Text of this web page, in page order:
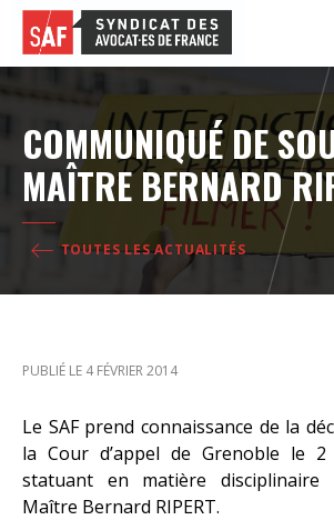
COMMUNIQUÉ DE
MAÎTRE BERNARD
TOUTES LES ACTUALITÉS
PUBLIÉ LE 4 FÉVRIER 2014
Le SAF prend connaissance de la
la Cour d’appel de Grenoble le 2
statuant en matière disciplinaire
Maître Bernard RIPERT.